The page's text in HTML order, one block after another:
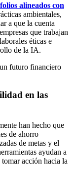
alineados con
ambientales,
a que la cuenta
que trabajan
éticas e
de la IA.
futuro financiero
en las
han hecho que
de ahorro
de metas y el
ayudan a
acción hacia la